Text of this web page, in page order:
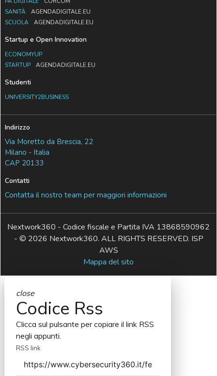
SANITÀ
AGENDADIGITALE.EU
SCUOLA
AGENDADIGITALE.EU
Startup e Open Innovation
ECONOMYUP
STARTUP
AGENDADIGITALE.EU
Studenti
UNIVERSITY2BUSINESS
Indirizzo
Via Moretto da Brescia, 22
Milano - Italia
CAP 20133
Contatti
Contatta il nostro team per maggiori informazioni
Nextwork360 - Codice fiscale e Partita IVA 13868590962
- © 2026 Nextwork360. ALL RIGHTS RESERVED. ISP
AWS
Mappa del sito
close
Codice Rss
Clicca sul pulsante per copiare il link RSS
negli appunti.
RSS link